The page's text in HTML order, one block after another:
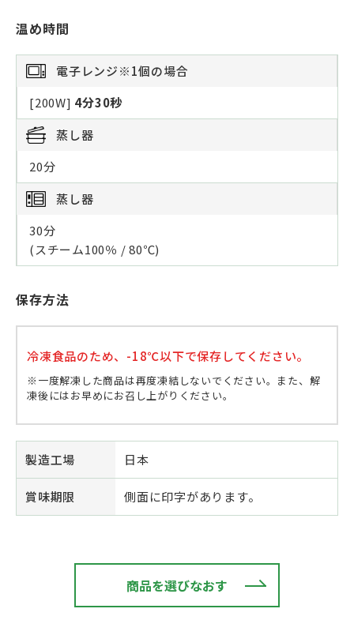
温め時間
電子レンジ※1個の場合
[200W] 4分30秒
蒸し器
20分
蒸し器
30分
(スチーム100％ / 80℃)
保存方法
冷凍食品のため、-18℃以下で保存してください。
※一度解凍した商品は再度凍結しないでください。また、解
凍後にはお早めにお召し上がりください。
製造工場 日本
賞味期限 側面に印字があります。
商品を選びなおす